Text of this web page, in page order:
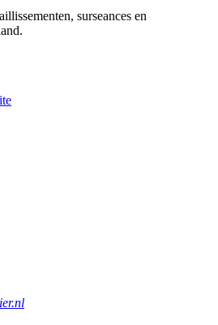
surseances en